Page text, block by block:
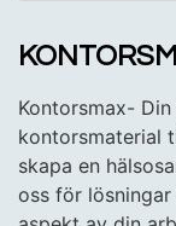
Kontorsmax-
kontorsmaterial
skapa en
oss för